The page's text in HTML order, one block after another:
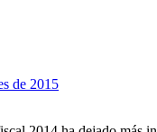
de 2015